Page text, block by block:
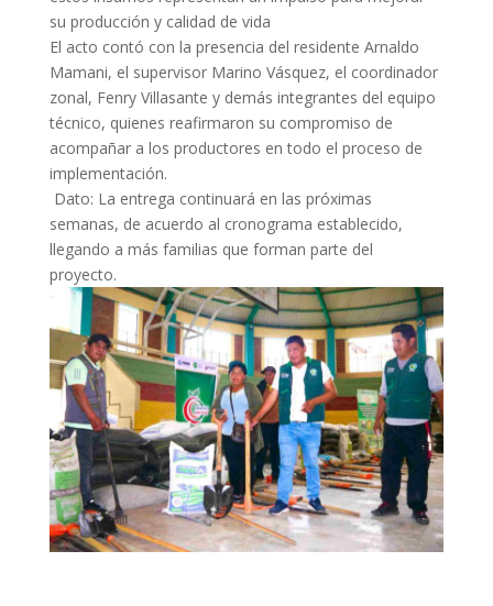
su producción y calidad de vida
El acto contó con la presencia del residente Arnaldo
Mamani, el supervisor Marino Vásquez, el coordinador
zonal, Fenry Villasante y demás integrantes del equipo
técnico, quienes reafirmaron su compromiso de
acompañar a los productores en todo el proceso de
implementación.
Dato: La entrega continuará en las próximas
semanas, de acuerdo al cronograma establecido,
llegando a más familias que forman parte del
proyecto.